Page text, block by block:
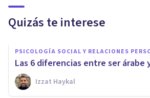
Quizás te interese
PSICOLOGÍA SOCIAL Y RELACIONES
Las 6 diferencias entre ser árabe
Izzat Haykal